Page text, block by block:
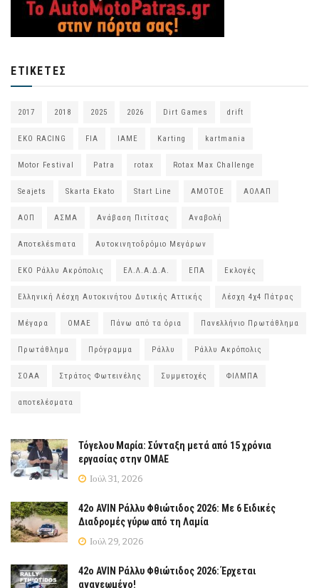
ΕΤΙΚΈΤΕΣ
2017 2018 2025 2026 Dirt Games drift
EKO RACING FIA IAME Karting kartmania
Motor Festival Patra rotax Rotax Max Challenge
Seajets Skarta Ekato Start Line ΑΜΟΤΟΕ ΑΟΛΑΠ
ΑΟΠ ΑΣΜΑ Ανάβαση Πιτίτσας Αναβολή
Αποτελέsmατα Αυτοκινητοδρόμιο Μεγάρων
ΕΚΟ Ράλλυ Ακρόπολις ΕΛ.Λ.Α.Δ.Α. ΕΠΑ Εκλογές
Ελληνική Λέσχη Αυτοκινήτου Δυτικής Αττικής Λέσχη 4χ4 Πάτρας
Μέγαρα ΟΜΑΕ Πάνω από τα όρια Πανελλήνιο Πρωτάθλημα
Πρωτάθλημα Πρόγραμμα Ράλλυ Ράλλυ Ακρόπολις
ΣΟΑΑ Στράτος Φωτεινέλης Συμμετοχές ΦΙΛΜΠΑ
αποτελέσματα
Τόγελου Μαρία: Σύνταξη μετά από 15 χρόνια
εργασίας στην ΟΜΑΕ
Ιούλ 31, 2026
42ο AVIN Ράλλυ Φθιώτιδος 2026: Με 6 Ειδικές
Διαδρομές γύρω από τη Λαμία
Ιούλ 29, 2026
42ο AVIN Ράλλυ Φθιώτιδος 2026: Έρχεται
ανανεωμένο!